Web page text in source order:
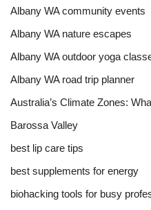
Albany WA community events
Albany WA nature escapes
Albany WA outdoor yoga
Albany WA road trip planner
Australia’s Climate Zones:
Barossa Valley
best lip care tips
best supplements for energy
biohacking tools for busy